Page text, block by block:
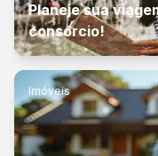
Planeje sua
consórcio!
Imóveis